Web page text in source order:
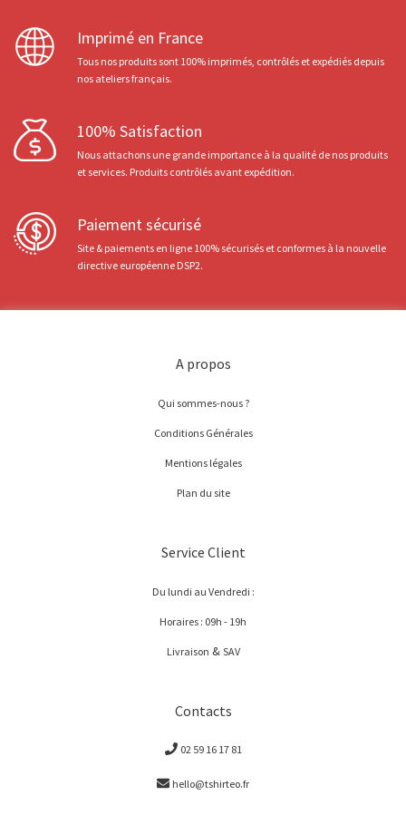
Imprimé en France
Tous nos produits sont 100% imprimés, contrôlés et expédiés depuis
nos ateliers français.
100% Satisfaction
Nous attachons une grande importance à la qualité de nos produits
et services. Produits contrôlés avant expédition.
Paiement sécurisé
Site & paiements en ligne 100% sécurisés et conformes à la nouvelle
directive européenne DSP2.
A propos
Qui sommes-nous ?
Conditions Générales
Mentions légales
Plan du site
Service Client
Du lundi au Vendredi :
Horaires : 09h - 19h
Livraison & SAV
Contacts
02 59 16 17 81
hello@tshirteo.fr